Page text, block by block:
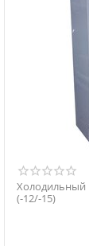
Холодильный
(-12/-15)